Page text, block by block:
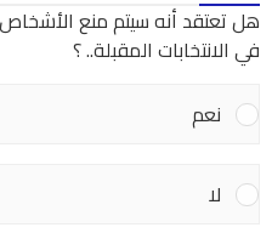
هل تعتقد أنه سيتم منع
في الانتخابات المقبلة.. ؟
نعم
لا